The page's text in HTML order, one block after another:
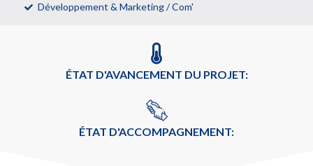
Développement & Marketing / Com'
ÉTAT D'AVANCEMENT DU PROJET:
ÉTAT D'ACCOMPAGNEMENT: